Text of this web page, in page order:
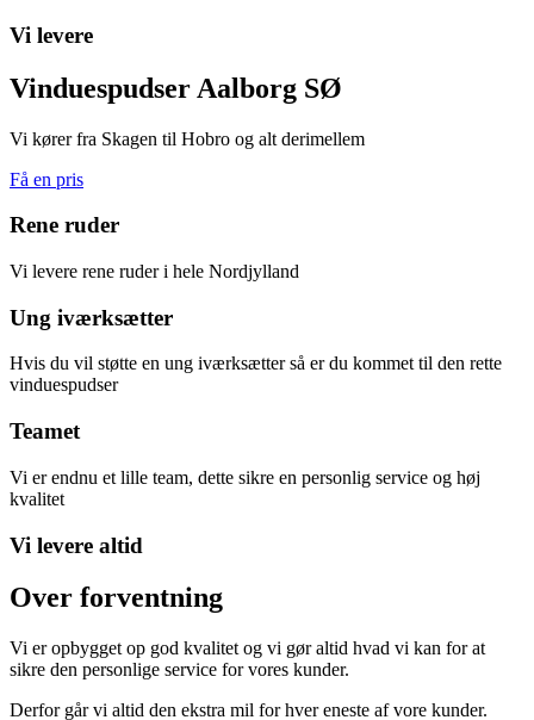
Vi levere
Vinduespudser Aalborg SØ
Vi kører fra Skagen til Hobro og alt derimellem
Få en pris
Rene ruder
Vi levere rene ruder i hele Nordjylland
Ung iværksætter
Hvis du vil støtte en ung iværksætter så er du kommet til den rette
vinduespudser
Teamet
Vi er endnu et lille team, dette sikre en personlig service og høj
kvalitet
Vi levere altid
Over forventning
Vi er opbygget op god kvalitet og vi gør altid hvad vi kan for at
sikre den personlige service for vores kunder.
Derfor går vi altid den ekstra mil for hver eneste af vore kunder.